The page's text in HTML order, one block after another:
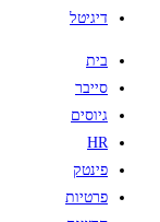
דיגיטל
בית
סייבר
גיוסים
HR
פינטק
פרטיות